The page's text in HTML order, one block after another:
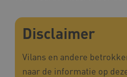
Disclaimer
Vilans en andere
naar de informatie op